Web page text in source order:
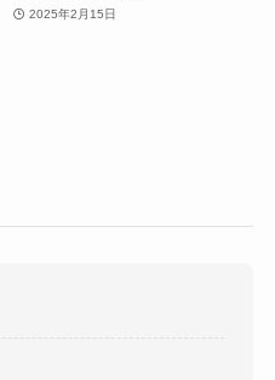
2025年2月15日